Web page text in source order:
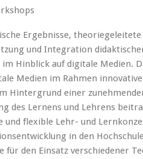
Ergebnisse, theoriegeleitete
und Integration
Hinblick auf digitale Medien.
Medien im Rahmen
Hintergrund einer
des Lernens und Lehrens
und flexible Lehr- und
in den
für den Einsatz verschiedener